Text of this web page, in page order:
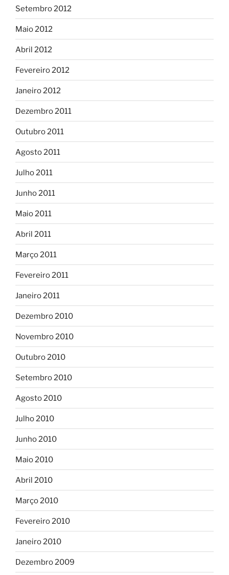
Setembro 2012
Maio 2012
Abril 2012
Fevereiro 2012
Janeiro 2012
Dezembro 2011
Outubro 2011
Agosto 2011
Julho 2011
Junho 2011
Maio 2011
Abril 2011
Março 2011
Fevereiro 2011
Janeiro 2011
Dezembro 2010
Novembro 2010
Outubro 2010
Setembro 2010
Agosto 2010
Julho 2010
Junho 2010
Maio 2010
Abril 2010
Março 2010
Fevereiro 2010
Janeiro 2010
Dezembro 2009